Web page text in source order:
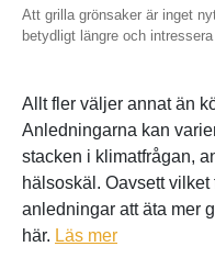
Att grilla grönsaker är inget
betydligt längre och
Allt fler väljer annat än
Anledningarna kan
stacken i klimatfrågan,
hälsoskäl. Oavsett
anledningar att äta mer
här. Läs mer